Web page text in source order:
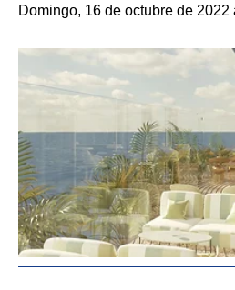
Domingo, 16 de octubre de 2022